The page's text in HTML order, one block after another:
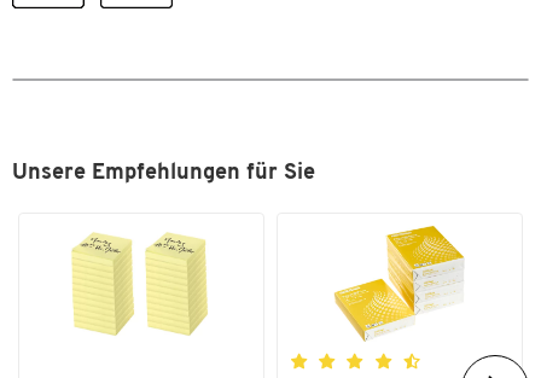
Maße
Unsere Empfehlungen für Sie
Zum Zoomen doppeltippen